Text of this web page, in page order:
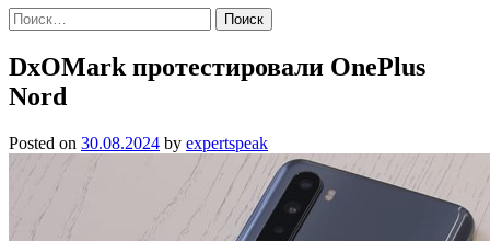
Найти:
DxOMark протестировали OnePlus
Nord
Posted on 30.08.2024 by expertspeak